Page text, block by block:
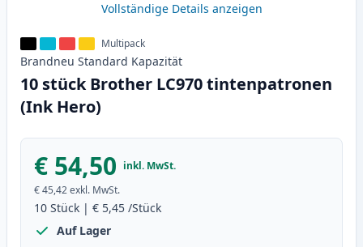
Vollständige Details anzeigen
Multipack
Brandneu Standard Kapazität
10 stück Brother LC970 tintenpatronen
(Ink Hero)
€ 54,50 inkl. MwSt.
€ 45,42exkl. MwSt.
10 Stück | € 5,45 /Stück
Auf Lager